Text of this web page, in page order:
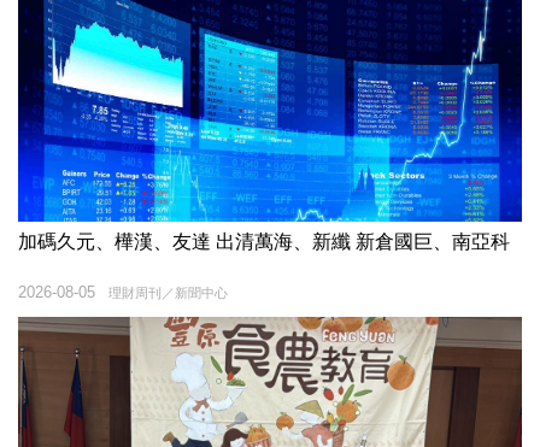
加碼久元、樺漢、友達 出清萬海、新纖 新倉國巨、南亞科
理財周刊／新聞中心
2026-08-05